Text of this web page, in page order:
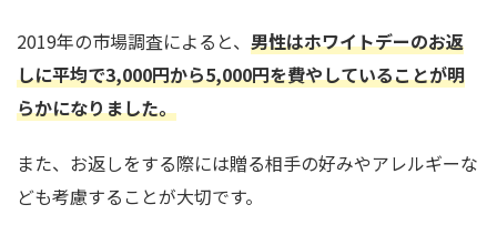
2019年の市場調査によると、 男性はホワイトデーのお返
しに平均で3,000円から5,000円を費やしていることが明
らかになりました。
また、お返しをする際には贈る相手の好みやアレルギーな
ども考慮することが大切です。